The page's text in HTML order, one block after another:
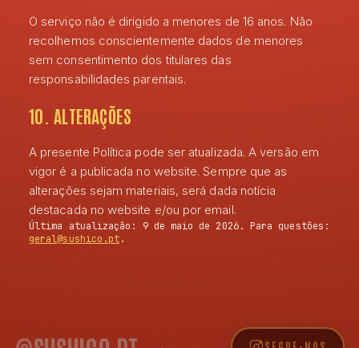
O serviço não é dirigido a menores de 16 anos. Não
recolhemos conscientemente dados de menores
sem consentimento dos titulares das
responsabilidades parentais.
10. ALTERAÇÕES
A presente Política pode ser atualizada. A versão em
vigor é a publicada no website. Sempre que as
alterações sejam materiais, será dada notícia
destacada no website e/ou por email.
Última atualização: 9 de maio de 2026. Para questões:
geral@sushico.pt.